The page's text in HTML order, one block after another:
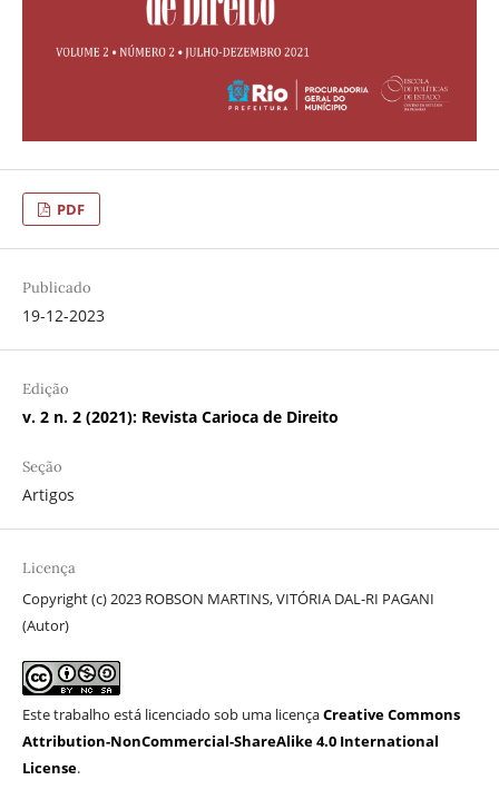
PDF
Publicado
19-12-2023
Edição
v. 2 n. 2 (2021): Revista Carioca de Direito
Seção
Artigos
Licença
Copyright (c) 2023 ROBSON MARTINS, VITÓRIA DAL-RI PAGANI
(Autor)
Este trabalho está licenciado sob uma licençaCreative Commons
Attribution-NonCommercial-ShareAlike 4.0 International
License.